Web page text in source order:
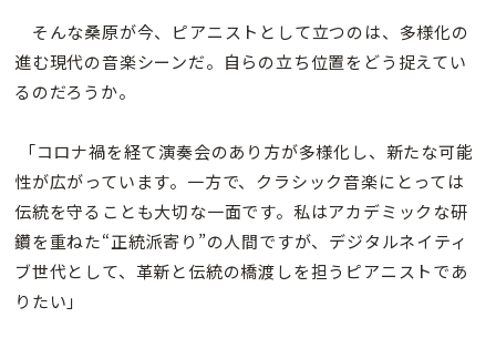
そんな桑原が今、ピアニストとして立つのは、多様化の
進む現代の音楽シーンだ。自らの立ち位置をどう捉えてい
るのだろうか。
「コロナ禍を経て演奏会のあり方が多様化し、新たな可能
性が広がっています。一方で、クラシック音楽にとっては
伝統を守ることも大切な一面です。私はアカデミックな研
鑽を重ねた“正統派寄り”の人間ですが、デジタルネイティ
ブ世代として、革新と伝統の橋渡しを担うピアニストであ
りたい」